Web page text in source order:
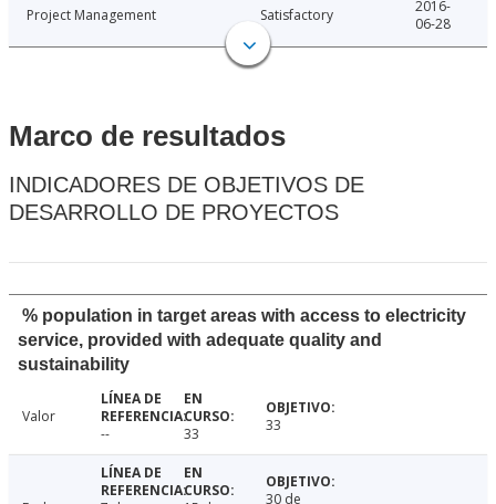
Project Management Satisfactory
2016-
06-28
Marco de resultados
INDICADORES DE OBJETIVOS DE
DESARROLLO DE PROYECTOS
% population in target areas with access to electricity
service, provided with adequate quality and
sustainability
Valor
--
33 33
30 de